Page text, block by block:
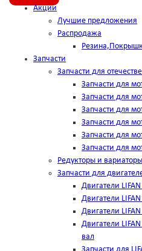
Акции
Лучшие предложения
Распродажа
Запчасти
Запчасти для
Запчасти для
Запчасти для
Запчасти для
Запчасти для
Запчасти для
Запчасти для
Редукторы и
Запчасти для
Двигатели
Двигатели
Двигатели
Двигатели
вал